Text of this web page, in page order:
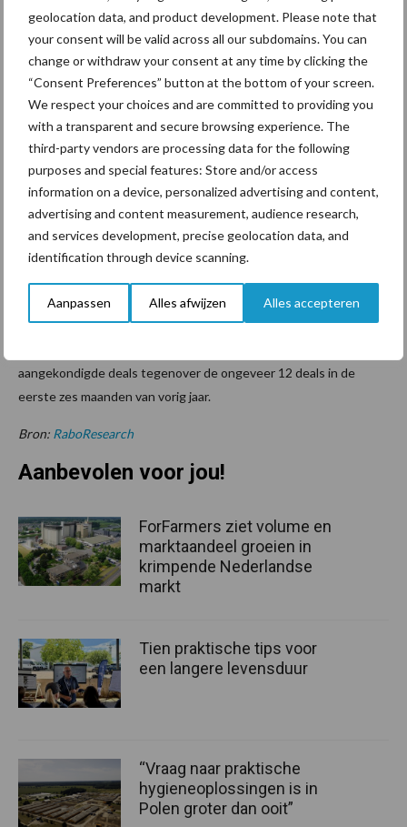
geolocation data, and product development. Please note that
your consent will be valid across all our subdomains. You can
change or withdraw your consent at any time by clicking the
“Consent Preferences” button at the bottom of your screen.
We respect your choices and are committed to providing you
with a transparent and secure browsing experience. The
third-party vendors are processing data for the following
purposes and special features: Store and/or access
information on a device, personalized advertising and content,
advertising and content measurement, audience research,
and services development, precise geolocation data, and
identification through device scanning.
Aanpassen Alles afwijzen Alles accepteren
Duitse merken aan Müller, en volgt Arla op de voet met een
omzetverschil van minder dan EUR 100 miljoen. De omzet van
FrieslandCampina steeg met naar schatting 19,2 procent naar
13,7 miljard euro. In Amerikaanse dollars bleef de stijging beperkt
tot 6.1% en kwam de omzet uit op 14,4 miljard dollar.
Fusies en overnames: Minder
activiteit en kleinere deals
De fusie- en overnameactiviteit onder de twintig topbedrijven
met rond de 25 deals. In de tweede helft van 2022 waren er
echter al wel tekenen van een afvlakking zichtbaar. Deze daling
aangekondigde deals tegenover de ongeveer 12 deals in de
eerste zes maanden van vorig jaar.
Bron: RaboResearch
Aanbevolen voor jou!
ForFarmers ziet volume en
marktaandeel groeien in
krimpende Nederlandse
markt
Tien praktische tips voor
een langere levensduur
“Vraag naar praktische
hygieneoplossingen is in
Polen groter dan ooit”